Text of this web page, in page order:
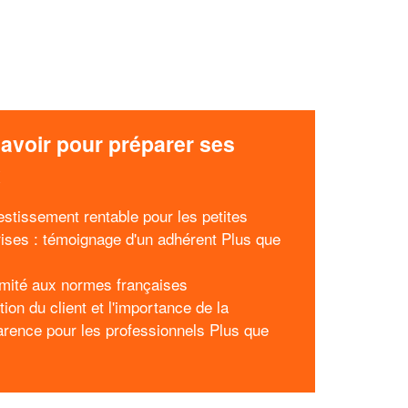
pour préparer ses
rentable pour les petites
: témoignage d'un adhérent Plus que
aux normes françaises
du client et l'importance de la
pour les professionnels Plus que